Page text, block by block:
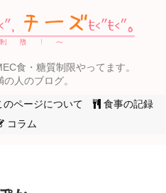
食・糖質制限やってます。
人のブログ。
のページについて
食事の記録
コラム